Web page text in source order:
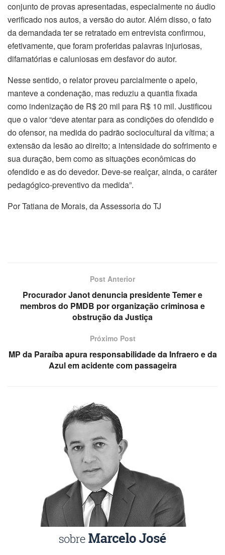
conjunto de provas apresentadas, especialmente no áudio
verificado nos autos, a versão do autor. Além disso, o fato
da demandada ter se retratado em entrevista confirmou,
efetivamente, que foram proferidas palavras injuriosas,
difamatórias e caluniosas em desfavor do autor.
Nesse sentido, o relator proveu parcialmente o apelo,
manteve a condenação, mas reduziu a quantia fixada
como indenização de R$ 20 mil para R$ 10 mil. Justificou
que o valor “deve atentar para as condições do ofendido e
do ofensor, na medida do padrão sociocultural da vítima; a
extensão da lesão ao direito; a intensidade do sofrimento e
sua duração, bem como as situações econômicas do
ofendido e as do devedor. Deve-se realçar, ainda, o caráter
pedagógico-preventivo da medida”.
Por Tatiana de Morais, da Assessoria do TJ
Post Anterior
Procurador Janot denuncia presidente Temer e
membros do PMDB por organização criminosa e
obstrução da Justiça
Próximo Post
MP da Paraíba apura responsabilidade da Infraero e da
Azul em acidente com passageira